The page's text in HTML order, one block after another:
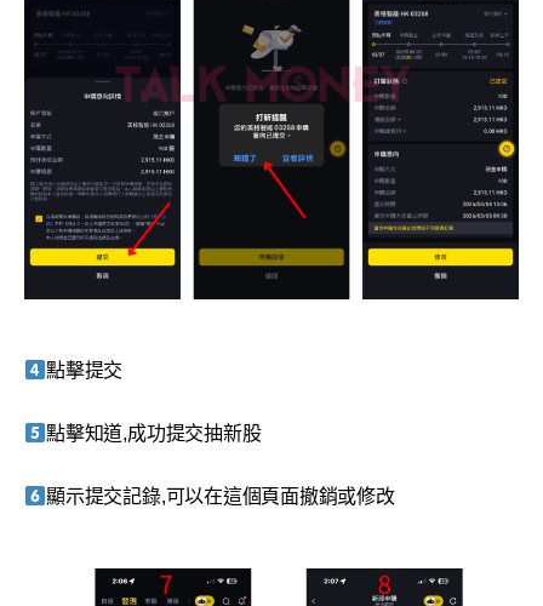
點擊提交
點擊知道,成功提交抽新股
顯示提交記錄,可以在這個頁面撤銷或修改